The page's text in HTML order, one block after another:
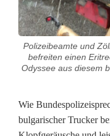
s
E
t
r
Polizeibeamte und
befreiten einen
Odyssee aus diesem
Wie
bulgarischer Trucker